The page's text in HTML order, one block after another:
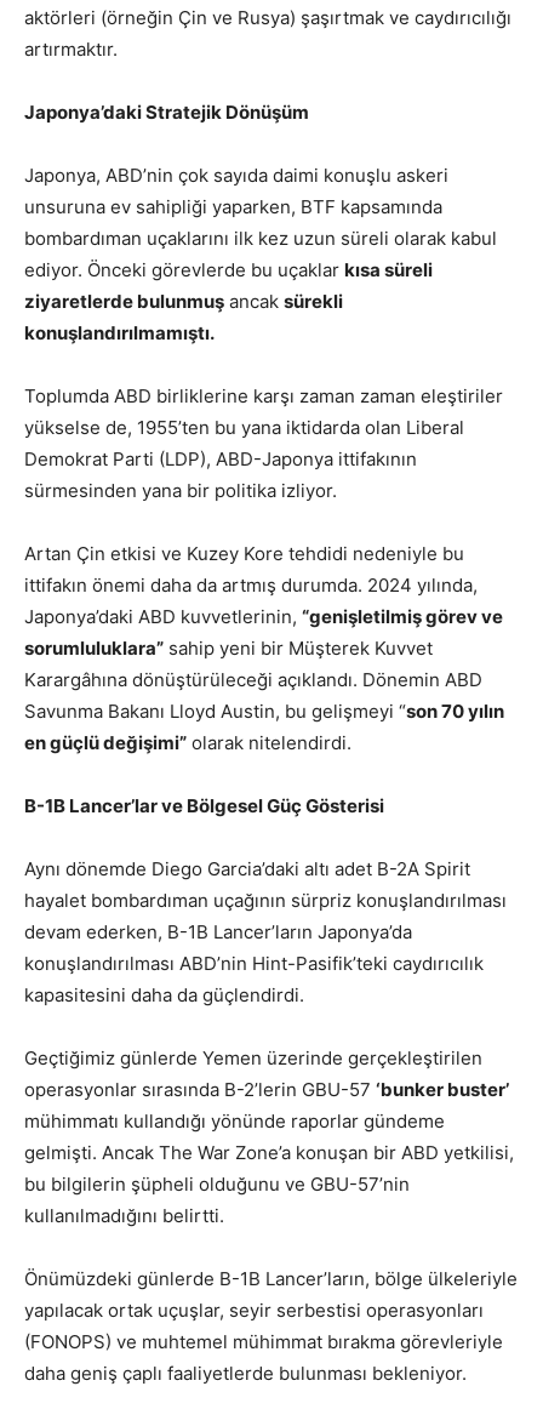
aktörleri (örneğin Çin ve Rusya) şaşırtmak ve caydırıcılığı
artırmaktır.
Japonya’daki Stratejik Dönüşüm
Japonya, ABD’nin çok sayıda daimi konuşlu askeri
unsuruna ev sahipliği yaparken, BTF kapsamında
bombardıman uçaklarını ilk kez uzun süreli olarak kabul
ediyor. Önceki görevlerde bu uçaklar kısa süreli
ziyaretlerde bulunmuş ancak sürekli
konuşlandırılmamıştı.
Toplumda ABD birliklerine karşı zaman zaman eleştiriler
yükselse de, 1955’ten bu yana iktidarda olan Liberal
Demokrat Parti (LDP), ABD-Japonya ittifakının
sürmesinden yana bir politika izliyor.
Artan Çin etkisi ve Kuzey Kore tehdidi nedeniyle bu
ittifakın önemi daha da artmış durumda. 2024 yılında,
Japonya’daki ABD kuvvetlerinin, “genişletilmiş görev ve
sorumluluklara” sahip yeni bir Müşterek Kuvvet
Karargâhına dönüştürüleceği açıklandı. Dönemin ABD
Savunma Bakanı Lloyd Austin, bu gelişmeyi “son 70 yılın
en güçlü değişimi” olarak nitelendirdi.
B-1B Lancer’lar ve Bölgesel Güç Gösterisi
Aynı dönemde Diego Garcia’daki altı adet B-2A Spirit
hayalet bombardıman uçağının sürpriz konuşlandırılması
devam ederken, B-1B Lancer’ların Japonya’da
konuşlandırılması ABD’nin Hint-Pasifik’teki caydırıcılık
kapasitesini daha da güçlendirdi.
Geçtiğimiz günlerde Yemen üzerinde gerçekleştirilen
operasyonlar sırasında B-2’lerin GBU-57 ‘bunker buster’
mühimmatı kullandığı yönünde raporlar gündeme
gelmişti. Ancak The War Zone’a konuşan bir ABD yetkilisi,
bu bilgilerin şüpheli olduğunu ve GBU-57’nin
kullanılmadığını belirtti.
Önümüzdeki günlerde B-1B Lancer’ların, bölge ülkeleriyle
yapılacak ortak uçuşlar, seyir serbestisi operasyonları
(FONOPS) ve muhtemel mühimmat bırakma görevleriyle
daha geniş çaplı faaliyetlerde bulunması bekleniyor.